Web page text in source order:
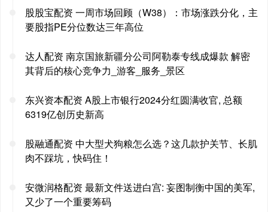
股股宝配资 一周市场回顾（W38）：市场涨跌分化，主
要股指PE分位数达三年高位
达人配资 南京国旅新疆分公司阿勒泰专线成爆款 解密
其背后的核心竞争力_游客_服务_景区
东兴资本配资 A股上市银行2024分红圆满收官, 总额
6319亿创历史新高
股融通配资 中大型犬狗粮怎么选？这几款护关节、长肌
肉不踩坑，快码住！
安微润格配资 最新文件送进白宫: 妄图制衡中国的美军,
又少了一个重要筹码